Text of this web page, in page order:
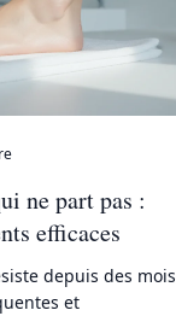
ne part pas :
efficaces
depuis des mois
et